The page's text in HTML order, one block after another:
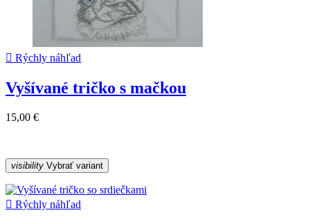
 Rýchly náhľad
Vyšívané tričko s mačkou
15,00 €
visibility Vybrať variant
 Rýchly náhľad